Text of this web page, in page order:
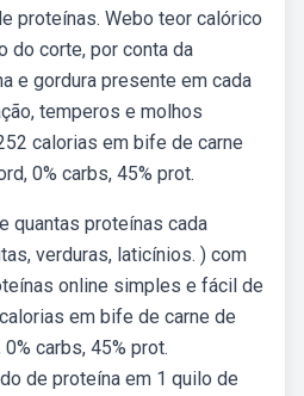
proteínas. Webo teor calórico
do corte, por conta da
e gordura presente em cada
temperos e molhos
calorias em bife de carne
0% carbs, 45% prot.
quantas proteínas cada
verduras, laticínios. ) com
online simples e fácil de
em bife de carne de
carbs, 45% prot.
de proteína em 1 quilo de